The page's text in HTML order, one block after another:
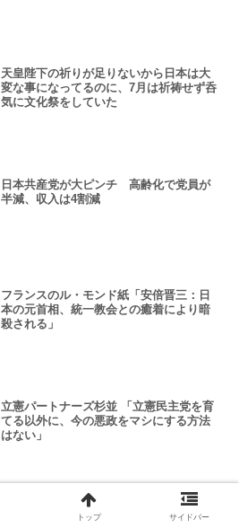
天皇陛下の祈りが足りないから日本は大
変な事になってるのに、7月は祈祷せず呑
気に文化祭をしていた
日本共産党が大ピンチ 高齢化で党員が
半減、収入は4割減
フランスのル・モンド紙「安倍晋三：日
本の元首相、統一教会との癒着により暗
殺される」
立憲パートナーズ杉並 「立憲民主党を育
てる以外に、今の悪政をマシにする方法
はない」
ハンガリー首相、「欧州人以外」との混
トップ サイドバー